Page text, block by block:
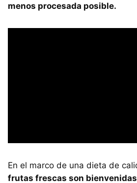
menos procesada posible.
En el marco de una dieta de
frutas frescas son bienvenidas